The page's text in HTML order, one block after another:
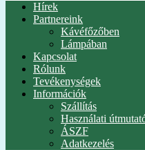
Hírek
Partnereink
Kávéfőzőben
Lámpában
Kapcsolat
Rólunk
Tevékenységek
Információk
Szállítás
Használati
ÁSZF
Adatkezelés